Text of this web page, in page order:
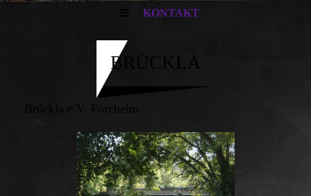
KONTAKT
BRÜCKLA
Brückla e.V. Forcheim